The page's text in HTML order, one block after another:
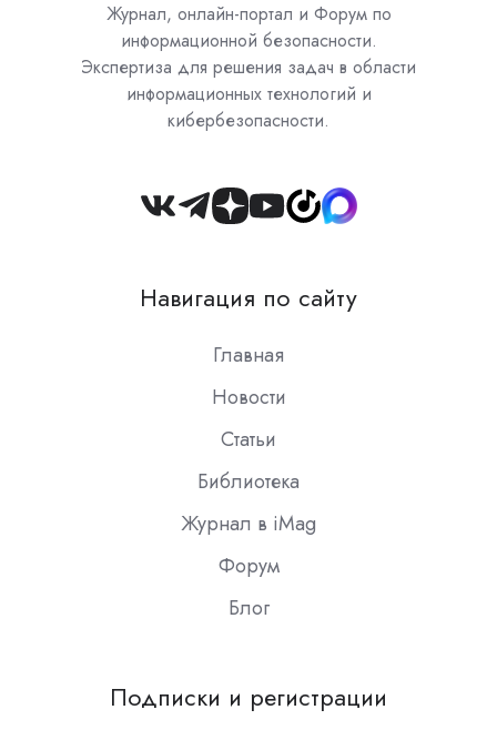
Журнал, онлайн-портал и Форум по
информационной безопасности.
Экспертиза для решения задач в области
информационных технологий и
кибербезопасности.
Join
Slack
Навигация по сайту
Главная
Новости
Статьи
Библиотека
Журнал в iMag
Форум
Блог
Подписки и регистрации